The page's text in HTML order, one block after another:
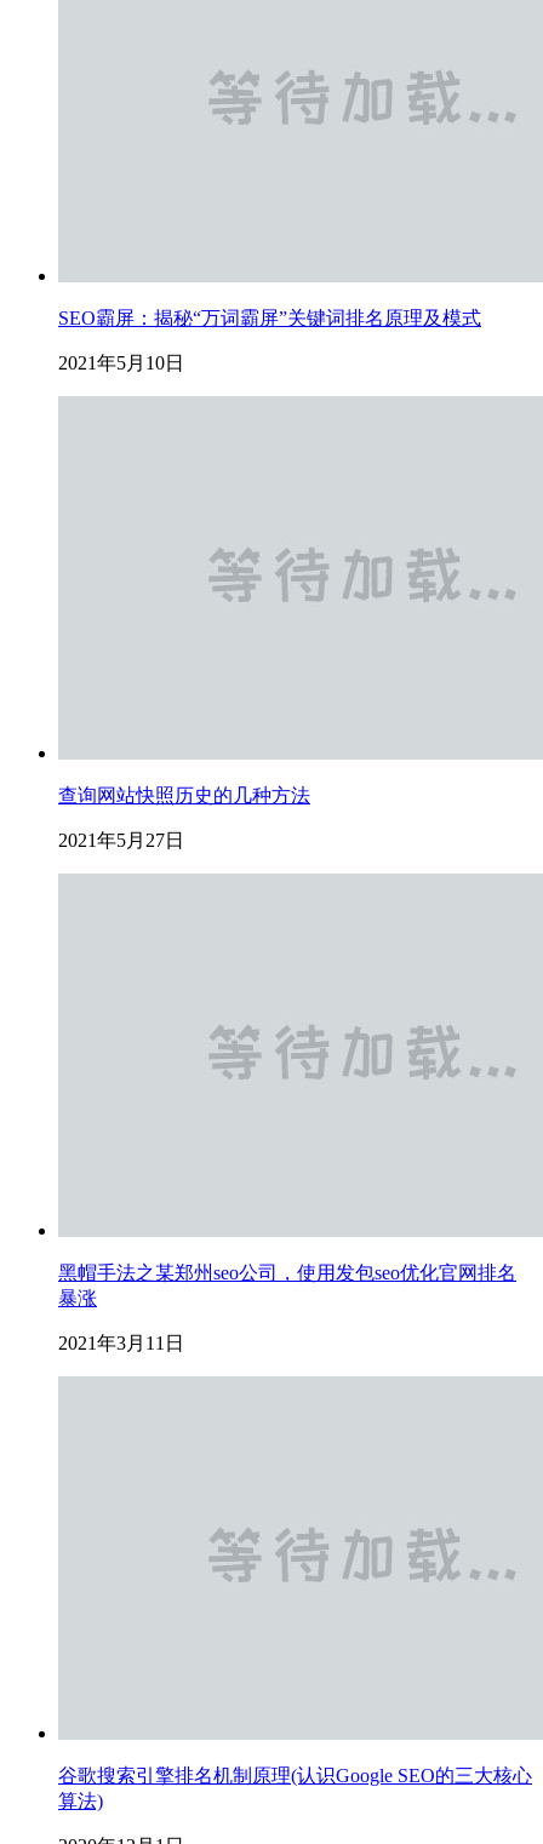
SEO霸屏：揭秘“万词霸屏”关键词排名原理及模式
2021年5月10日
查询网站快照历史的几种方法
2021年5月27日
黑帽手法之某郑州seo公司，使用发包seo优化官网排名
暴涨
2021年3月11日
谷歌搜索引擎排名机制原理(认识Google SEO的三大核心
算法)